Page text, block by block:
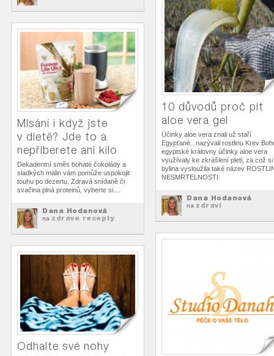
10 důvodů proč pít
aloe vera gel
Účinky aloe vera znali už staří
Egypťané...nazývali rostlinu Krev
egyptské královny účinky aloe vera
využívaly ke zkrášlení pleti, za což si
bylina vysloužila také název
NESMRTELNOSTI.
Dana Hodanová
na zdraví
Mlsání i když jste
v dietě? Jde to a
nepřiberete ani kilo
Dekadentní směs bohaté čokolády a
sladkých malin vám pomůže uspokojit
touhu po dezertu. Zdravá snídaně či
svačina plná proteinů, vyberte si....
Dana Hodanová
na zdrave recepty
Odhalte své nohy